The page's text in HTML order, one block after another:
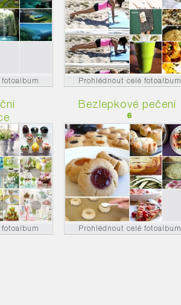
Prohlédnout celé fotoalbum
Bezlepkové pečení
6
Prohlédnout celé fotoalbum